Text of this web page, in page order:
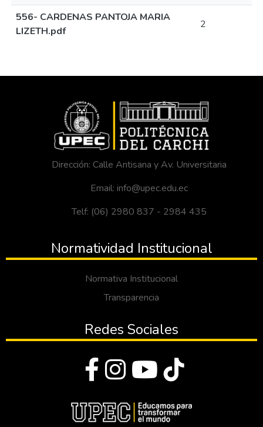
556- CARDENAS PANTOJA MARIA
LIZETH.pdf
2
Dirección: Calle Antisana y Av. Universitaria
Email: info@upec.edu.ec
Telf: (06) 2980 837 - 2984 435
Normatividad Institucional
Normativa Institucional
Transparencia
Redes Sociales